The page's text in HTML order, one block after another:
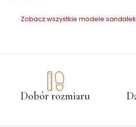
Zobacz wszystkie modele
Dobór rozmiaru